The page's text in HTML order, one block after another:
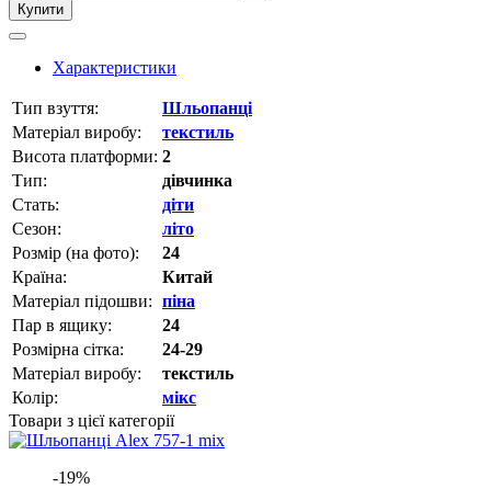
Купити
Характеристики
Тип взуття:
Шльопанці
Матеріал виробу:
текстиль
Висота платформи: 2
Тип:
дівчинка
Стать:
діти
Сезон:
літо
Розмір (на фото):
24
Країна:
Китай
Матеріал підошви: піна
Пар в ящику:
24
Розмірна сітка:
24-29
Матеріал виробу:
текстиль
Колір:
мікс
Товари з цієї категорії
-19%